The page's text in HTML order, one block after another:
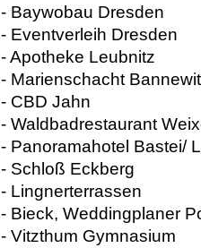
- Baywobau Dresden
- Eventverleih Dresden
- Apotheke Leubnitz
- Marienschacht
- CBD Jahn
- Waldbadrestaurant
- Panoramahotel Bastei/
- Schloß Eckberg
- Lingnerterrassen
- Bieck, Weddingplaner
- Vitzthum Gymnasium